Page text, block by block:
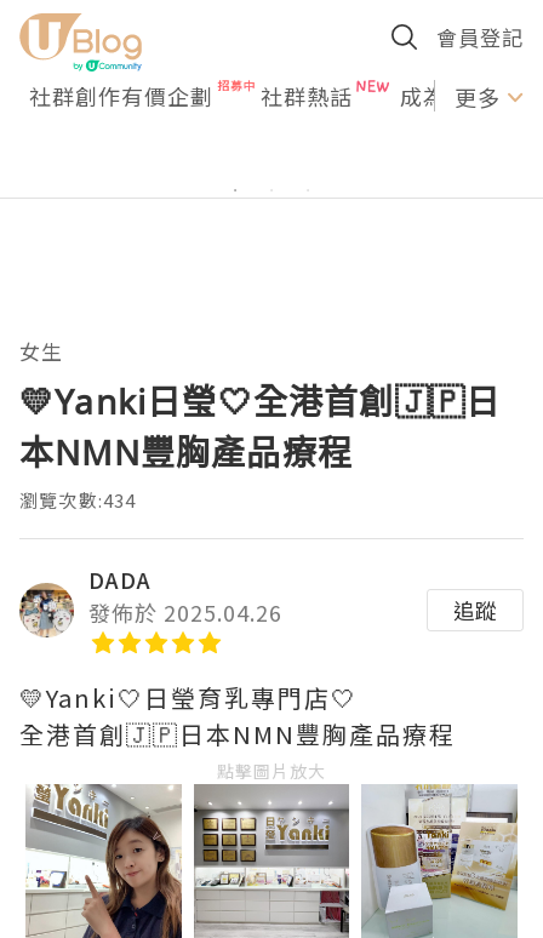
會員登記
社群創作有價企劃 社群熱話 成為U更多
女生
💛Yanki日瑩🤍全港首創🇯🇵日
本NMN豐胸產品療程
瀏覽次數:434
DADA
發佈於 2025.04.26
追蹤
💛Yanki🤍日瑩育乳專門店🤍
全港首創🇯🇵日本NMN豐胸產品療程
點擊圖片放大